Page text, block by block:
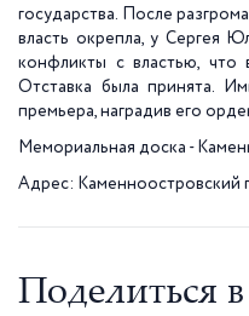
государства. После
власть окрепла, у Сергея
конфликты с властью, что
Отставка была принята.
премьера, наградив его
Мемориальная доска -
Адрес: Каменноостровский
Поделиться в